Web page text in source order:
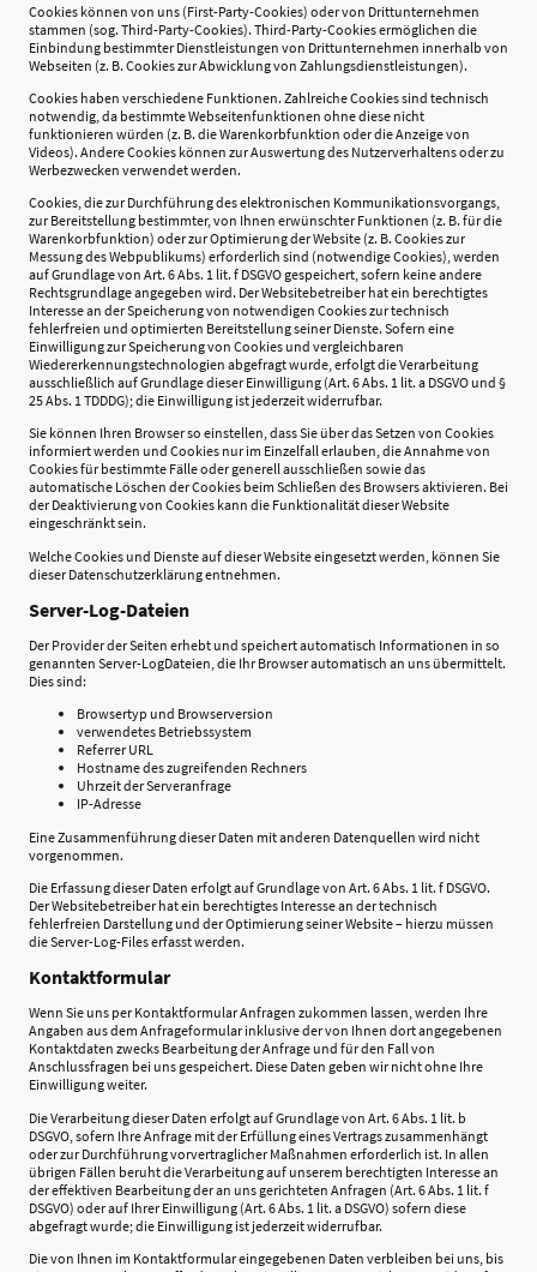
Cookies können von uns (First-Party-Cookies) oder von Drittunternehmen
stammen (sog. Third-Party-Cookies). Third-Party-Cookies ermöglichen die
Einbindung bestimmter Dienstleistungen von Drittunternehmen innerhalb von
Webseiten (z. B. Cookies zur Abwicklung von Zahlungsdienstleistungen).
Cookies haben verschiedene Funktionen. Zahlreiche Cookies sind technisch
notwendig, da bestimmte Webseitenfunktionen ohne diese nicht
funktionieren würden (z. B. die Warenkorbfunktion oder die Anzeige von
Videos). Andere Cookies können zur Auswertung des Nutzerverhaltens oder zu
Werbezwecken verwendet werden.
Cookies, die zur Durchführung des elektronischen Kommunikationsvorgangs,
zur Bereitstellung bestimmter, von Ihnen erwünschter Funktionen (z. B. für die
Warenkorbfunktion) oder zur Optimierung der Website (z. B. Cookies zur
Messung des Webpublikums) erforderlich sind (notwendige Cookies), werden
auf Grundlage von Art. 6 Abs. 1 lit. f DSGVO gespeichert, sofern keine andere
Rechtsgrundlage angegeben wird. Der Websitebetreiber hat ein berechtigtes
Interesse an der Speicherung von notwendigen Cookies zur technisch
fehlerfreien und optimierten Bereitstellung seiner Dienste. Sofern eine
Einwilligung zur Speicherung von Cookies und vergleichbaren
Wiedererkennungstechnologien abgefragt wurde, erfolgt die Verarbeitung
ausschließlich auf Grundlage dieser Einwilligung (Art. 6 Abs. 1 lit. a DSGVO und §
25 Abs. 1 TDDDG); die Einwilligung ist jederzeit widerrufbar.
Sie können Ihren Browser so einstellen, dass Sie über das Setzen von Cookies
informiert werden und Cookies nur im Einzelfall erlauben, die Annahme von
Cookies für bestimmte Fälle oder generell ausschließen sowie das
automatische Löschen der Cookies beim Schließen des Browsers aktivieren. Bei
der Deaktivierung von Cookies kann die Funktionalität dieser Website
eingeschränkt sein.
Welche Cookies und Dienste auf dieser Website eingesetzt werden, können Sie
dieser Datenschutzerklärung entnehmen.
Server-Log-Dateien
Der Provider der Seiten erhebt und speichert automatisch Informationen in so
genannten Server-LogDateien, die Ihr Browser automatisch an uns übermittelt.
Dies sind:
Browsertyp und Browserversion
verwendetes Betriebssystem
Referrer URL
Hostname des zugreifenden Rechners
Uhrzeit der Serveranfrage
IP-Adresse
Eine Zusammenführung dieser Daten mit anderen Datenquellen wird nicht
vorgenommen.
Die Erfassung dieser Daten erfolgt auf Grundlage von Art. 6 Abs. 1 lit. f DSGVO.
Der Websitebetreiber hat ein berechtigtes Interesse an der technisch
fehlerfreien Darstellung und der Optimierung seiner Website – hierzu müssen
die Server-Log-Files erfasst werden.
Kontaktformular
Wenn Sie uns per Kontaktformular Anfragen zukommen lassen, werden Ihre
Angaben aus dem Anfrageformular inklusive der von Ihnen dort angegebenen
Kontaktdaten zwecks Bearbeitung der Anfrage und für den Fall von
Anschlussfragen bei uns gespeichert. Diese Daten geben wir nicht ohne Ihre
Einwilligung weiter.
Die Verarbeitung dieser Daten erfolgt auf Grundlage von Art. 6 Abs. 1 lit. b
DSGVO, sofern Ihre Anfrage mit der Erfüllung eines Vertrags zusammenhängt
oder zur Durchführung vorvertraglicher Maßnahmen erforderlich ist. In allen
übrigen Fällen beruht die Verarbeitung auf unserem berechtigten Interesse an
der effektiven Bearbeitung der an uns gerichteten Anfragen (Art. 6 Abs. 1 lit. f
DSGVO) oder auf Ihrer Einwilligung (Art. 6 Abs. 1 lit. a DSGVO) sofern diese
abgefragt wurde; die Einwilligung ist jederzeit widerrufbar.
Die von Ihnen im Kontaktformular eingegebenen Daten verbleiben bei uns, bis